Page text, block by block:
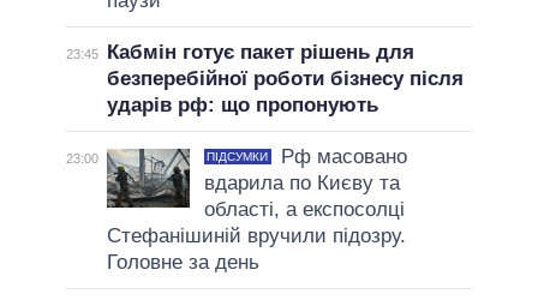
23:45
Кабмін готує пакет рішень для
безперебійної роботи бізнесу після
ударів рф: що пропонують
23:00 ПІДСУМКИ
Рф масовано
вдарила по Києву та
області, а експосолці
Стефанішиній вручили підозру.
Головне за день